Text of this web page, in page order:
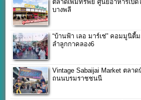
ตลาดเพิ่มทรัพย์ ศูนย์อาหารเปิ
บางพลี
“บ้านฟ้า เลอ มาร์เช่” คอมมูนิตี้
ลำลูกกาคลอง6
Vintage Sabaijai Market ตลา
ถนนบรมราชชนนี